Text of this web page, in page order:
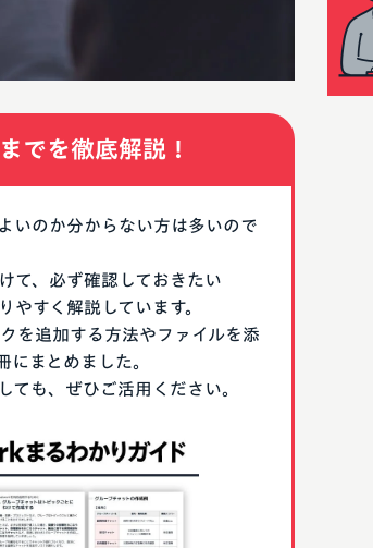
でを徹底解説！
いのか分からない方は多いので
て、必ず確認しておきたい
すく解説しています。
を追加する方法やファイルを添
まとめました。
も、ぜひご活用ください。